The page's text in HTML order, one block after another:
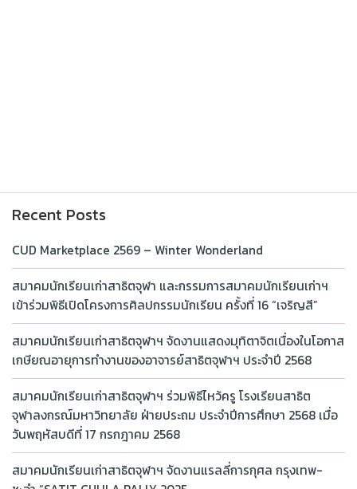
Recent Posts
CUD Marketplace 2569 – Winter Wonderland
สมาคมนักเรียนเก่าสาธิตจุฬา และกรรมการสมาคมนักเรียนเก่าฯ
เข้าร่วมพิธีเปิดโครงการศิลปกรรมนักเรียน ครั้งที่ 16 “เจริญสี”
สมาคมนักเรียนเก่าสาธิตจุฬาฯ จัดงานแสดงมุทิตาจิตเนื่องในโอกาส
เกษียณอายุการทำงานของอาจารย์สาธิตจุฬาฯ ประจำปี 2568
สมาคมนักเรียนเก่าสาธิตจุฬาฯ ร่วมพิธีไหว้ครู โรงเรียนสาธิต
จุฬาลงกรณ์มหาวิทยาลัย ฝ่ายประถม ประจำปีการศึกษา 2568 เมื่อ
วันพฤหัสบดีที่ 17 กรกฎาคม 2568
สมาคมนักเรียนเก่าสาธิตจุฬาฯ จัดงานแรลลี่การกุศล กรุงเทพ-